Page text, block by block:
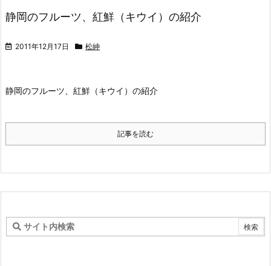
静岡のフルーツ、紅鮮（キウイ）の紹介
2011年12月17日 松紳
静岡のフルーツ、紅鮮（キウイ）の紹介
記事を読む